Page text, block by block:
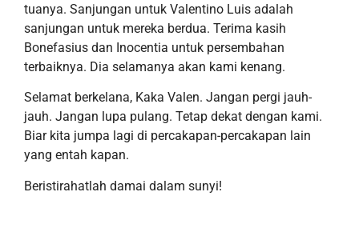
tuanya. Sanjungan untuk Valentino Luis adalah
sanjungan untuk mereka berdua. Terima kasih
Bonefasius dan Inocentia untuk persembahan
terbaiknya. Dia selamanya akan kami kenang.
Selamat berkelana, Kaka Valen. Jangan pergi jauh-
jauh. Jangan lupa pulang. Tetap dekat dengan kami.
Biar kita jumpa lagi di percakapan-percakapan lain
yang entah kapan.
Beristirahatlah damai dalam sunyi!